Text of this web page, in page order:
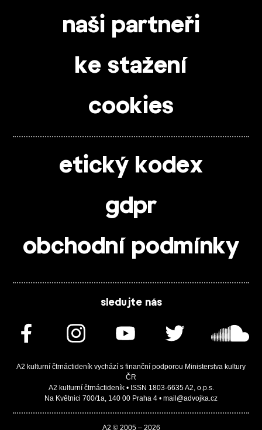
naši partneři
ke stažení
cookies
etický kodex
gdpr
obchodní podmínky
sledujte nás
A2 kulturní čtrnáctideník vychází s finanční podporou Ministerstva kultury
ČR
A2 kulturní čtrnáctideník • ISSN 1803-6635 A2, o.p.s.
Na Květnici 700/1a, 140 00 Praha 4 • mail@advojka.cz
A2 © 2005 – 2026